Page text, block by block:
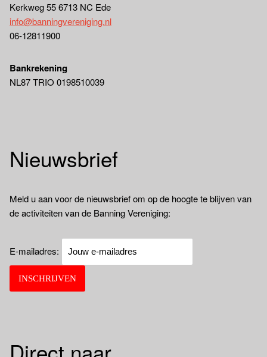
Kerkweg 55 6713 NC Ede
info@banningvereniging.nl
06-12811900
Bankrekening
NL87 TRIO 0198510039
Nieuwsbrief
Meld u aan voor de nieuwsbrief om op de hoogte te blijven van
de activiteiten van de Banning Vereniging:
E-mailadres: